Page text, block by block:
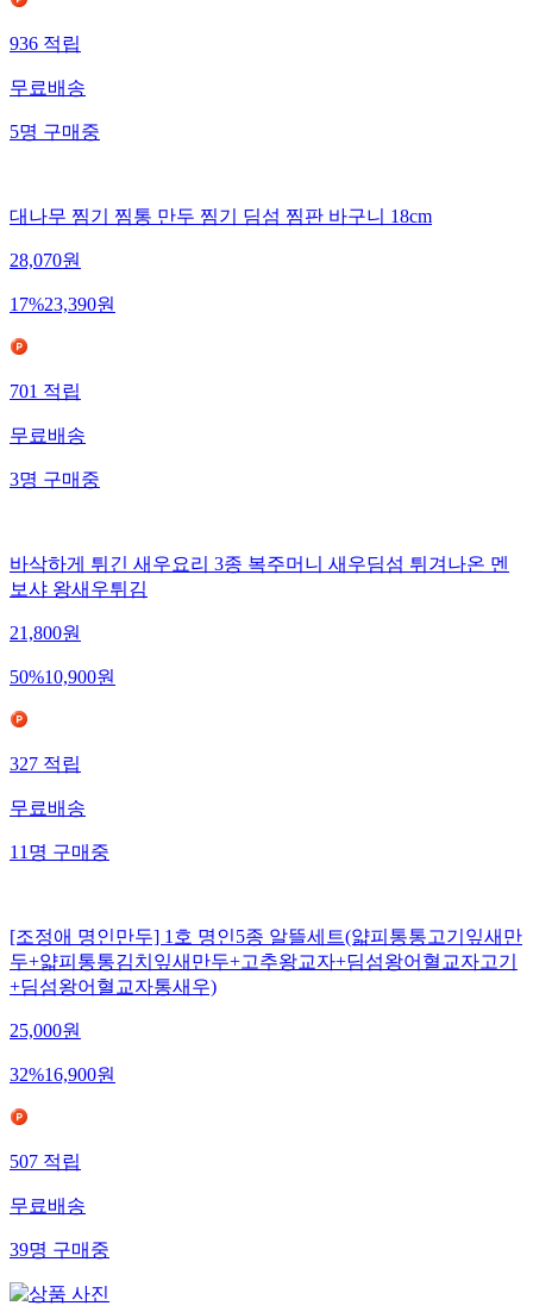
936 적립
무료배송
5명 구매중
대나무 찜기 찜통 만두 찜기 딤섬 찜판 바구니 18cm
28,070원
17%23,390원
701 적립
무료배송
3명 구매중
바삭하게 튀긴 새우요리 3종 복주머니 새우딤섬 튀겨나온 멘
보샤 왕새우튀김
21,800원
50%10,900원
327적립
무료배송
11명구매중
[조정애 명인만두] 1호 명인5종 알뜰세트(얇피통통고기잎새만
두+얇피통통김치잎새만두+고추왕교자+딤섬왕어혈교자고기
+딤섬왕어혈교자통새우)
25,000원
32%16,900원
507적립
무료배송
39명구매중